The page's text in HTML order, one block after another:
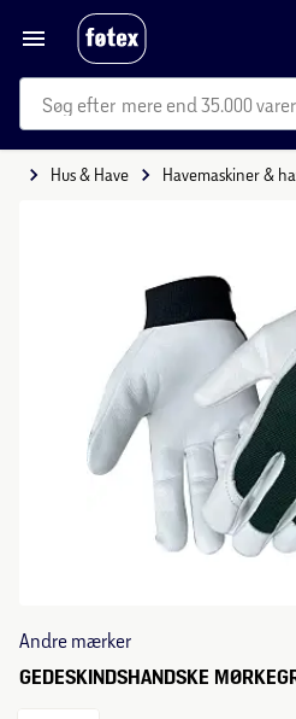
mere end 35.000 varer
Hus & Have Havemaskiner &
Andre mærker
GEDESKINDSHANDSKE